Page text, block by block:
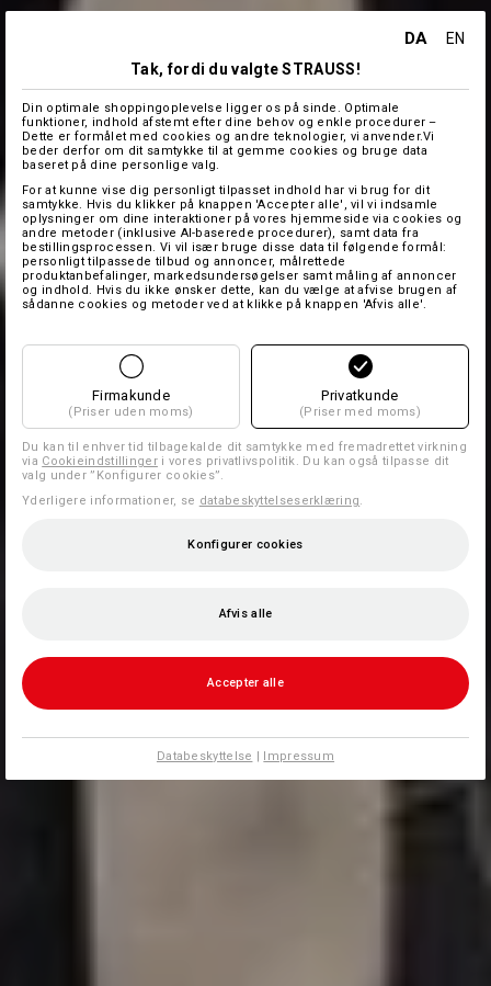
DA
EN
Tak, fordi du valgte STRAUSS!
Din optimale shoppingoplevelse ligger os på sinde. Optimale
funktioner, indhold afstemt efter dine behov og enkle procedurer –
Dette er formålet med cookies og andre teknologier, vi anvender.Vi
beder derfor om dit samtykke til at gemme cookies og bruge data
baseret på dine personlige valg.
For at kunne vise dig personligt tilpasset indhold har vi brug for dit
samtykke. Hvis du klikker på knappen 'Accepter alle', vil vi indsamle
oplysninger om dine interaktioner på vores hjemmeside via cookies og
andre metoder (inklusive AI-baserede procedurer), samt data fra
bestillingsprocessen. Vi vil især bruge disse data til følgende formål:
personligt tilpassede tilbud og annoncer, målrettede
produktanbefalinger, markedsundersøgelser samt måling af annoncer
og indhold. Hvis du ikke ønsker dette, kan du vælge at afvise brugen af
sådanne cookies og metoder ved at klikke på knappen 'Afvis alle'.
Firmakunde
(Priser uden moms)
Privatkunde
(Priser med moms)
Du kan til enhver tid tilbagekalde dit samtykke med fremadrettet virkning
via Cookieindstillingeri vores privatlivspolitik. Du kan også tilpasse dit
valg under ”Konfigurer cookies”.
Yderligere informationer, se databeskyttelseserklæring.
Konfigurer cookies
Afvis alle
Accepter alle
Databeskyttelse | Impressum